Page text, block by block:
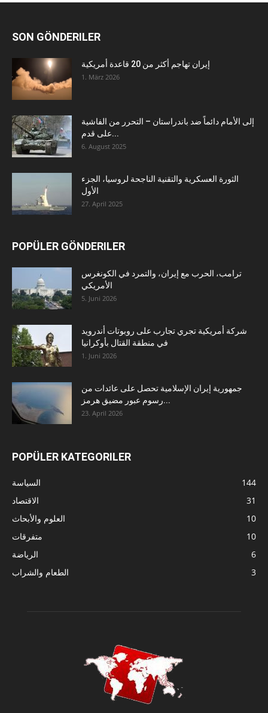
SON GÖNDERILER
إيران تهاجم أكثر من 20 قاعدة أمريكية
1. März 2026
إلى الأمام دائماً ضد باندراستان – التحرر من الفاشية
على قدم...
6. August 2025
الثورة العسكرية والتقنية الناجحة لروسيا، الجزء
الأول
27. April 2025
POPÜLER GÖNDERILER
ترامب، الحرب مع إيران، والتمرد في الكونغرس
الأمريكي
5. Juni 2026
شركة أمريكية تجري تجارب على روبوتات أندرويد
في منطقة القتال بأوكرانيا
1. Juni 2026
جمهورية إيران الإسلامية تحصل على عائدات من
رسوم عبور مضيق هرمز...
23. April 2026
POPÜLER KATEGORILER
السياسة
144
الاقتصاد
31
العلوم والأبحاث
10
متفرقات
10
الرياضة
6
الطعام والشراب
3